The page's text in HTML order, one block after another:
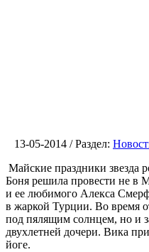
13-05-2014 / Раздел:
Майские праздники звезда
Боня решила провести не в
и ее любимого Алекса
в жаркой Турции. Во время
под пялящим солнцем, но и
двухлетней дочери. Вика
йоге.